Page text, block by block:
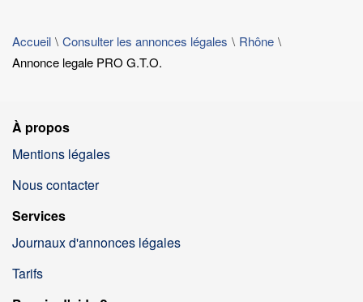
Accueil Consulter les annonces légales
Rhône
Annonce legale PRO G.T.O.
À propos
Mentions légales
Nous contacter
Services
Journaux d'annonces légales
Tarifs